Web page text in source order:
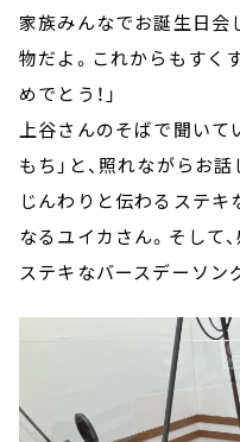
家族みんなでお誕生日会
物だよ。これからもすく
めでとう！」
上谷さんのそばで聞いて
もち」と、照れながらお
じんわりと伝わるステキ
なるユイカさん。そして
ステキなバースデーソン